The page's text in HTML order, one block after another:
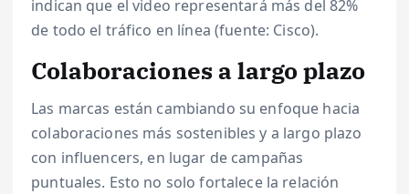
indican que el video representará más del 82%
de todo el tráfico en línea (fuente: Cisco).
Colaboraciones a largo plazo
Las marcas están cambiando su enfoque hacia
colaboraciones más sostenibles y a largo plazo
con influencers, en lugar de campañas
puntuales. Esto no solo fortalece la relación